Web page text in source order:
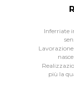
Inferriate
più la